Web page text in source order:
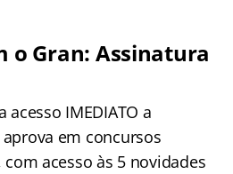
o Gran: Assinatura
acesso IMEDIATO a
em concursos
acesso às 5 novidades